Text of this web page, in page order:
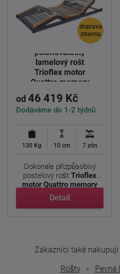
doprava
zdarma
polohovatelný
lamelový rošt
Trioflex motor
Quattro memory
190x90cm
od 46 419 Kč
Dodáváme do 1-2 týdnů
130 Kg 10 cm 7 zón
Dokonale přizpůsobivý
postelový rošt Trioflex
motor Quattro memory
pro ...
Detail
Zákazníci také
Rošty
Pevné